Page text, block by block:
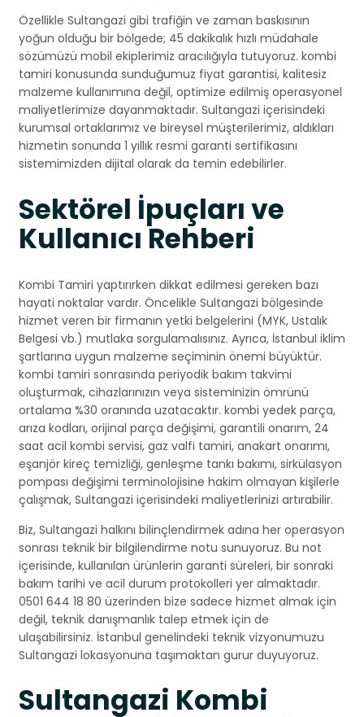
Özellikle Sultangazi gibi trafiğin ve zaman baskısının
yoğun olduğu bir bölgede; 45 dakikalık hızlı müdahale
sözümüzü mobil ekiplerimiz aracılığıyla tutuyoruz. kombi
tamiri konusunda sunduğumuz fiyat garantisi, kalitesiz
malzeme kullanımına değil, optimize edilmiş operasyonel
maliyetlerimize dayanmaktadır. Sultangazi içerisindeki
kurumsal ortaklarımız ve bireysel müşterilerimiz, aldıkları
hizmetin sonunda 1 yıllık resmi garanti sertifikasını
sistemimizden dijital olarak da temin edebilirler.
Sektörel İpuçları ve
Kullanıcı Rehberi
Kombi Tamiri yaptırırken dikkat edilmesi gereken bazı
hayati noktalar vardır. Öncelikle Sultangazi bölgesinde
hizmet veren bir firmanın yetki belgelerini (MYK, Ustalık
Belgesi vb.) mutlaka sorgulamalısınız. Ayrıca, İstanbul iklim
şartlarına uygun malzeme seçiminin önemi büyüktür.
kombi tamiri sonrasında periyodik bakım takvimi
oluşturmak, cihazlarınızın veya sisteminizin ömrünü
ortalama %30 oranında uzatacaktır. kombi yedek parça,
arıza kodları, orijinal parça değişimi, garantili onarım, 24
saat acil kombi servisi, gaz valfi tamiri, anakart onarımı,
eşanjör kireç temizliği, genleşme tankı bakımı, sirkülasyon
pompası değişimi terminolojisine hakim olmayan kişilerle
çalışmak, Sultangazi içerisindeki maliyetlerinizi artırabilir.
Biz, Sultangazi halkını bilinçlendirmek adına her operasyon
sonrası teknik bir bilgilendirme notu sunuyoruz. Bu not
içerisinde, kullanılan ürünlerin garanti süreleri, bir sonraki
bakım tarihi ve acil durum protokolleri yer almaktadır.
0501 644 18 80 üzerinden bize sadece hizmet almak için
değil, teknik danışmanlık talep etmek için de
ulaşabilirsiniz. İstanbul genelindeki teknik vizyonumuzu
Sultangazi lokasyonuna taşımaktan gurur duyuyoruz.
Sultangazi Kombi